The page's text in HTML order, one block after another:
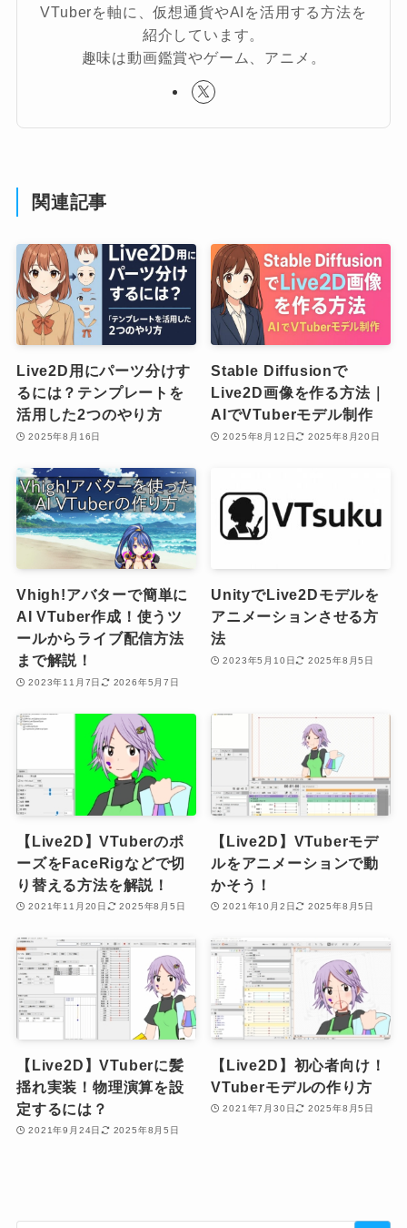
VTuberを軸に、仮想通貨やAIを活用する方法を
紹介しています。
趣味は動画鑑賞やゲーム、アニメ。
関連記事
Live2D用にパーツ分けす
るには？テンプレートを
活用した2つのやり方
2025年8月16日
Stable Diffusionで
Live2D画像を作る方法｜
AIでVTuberモデル制作
2025年8月12日 2025年8月20日
Vhigh!アバターで簡単に
AI VTuber作成！使うツ
ールからライブ配信方法
まで解説！
2023年11月7日 2026年5月7日
UnityでLive2Dモデルを
アニメーションさせる方
法
2023年5月10日 2025年8月5日
【Live2D】VTuberのポ
ーズをFaceRigなどで切
り替える方法を解説！
2021年11月20日 2025年8月5日
【Live2D】VTuberモデ
ルをアニメーションで動
かそう！
2021年10月2日 2025年8月5日
【Live2D】VTuberに髪
揺れ実装！物理演算を設
定するには？
2021年9月24日 2025年8月5日
【Live2D】初心者向け！
VTuberモデルの作り方
2021年7月30日 2025年8月5日